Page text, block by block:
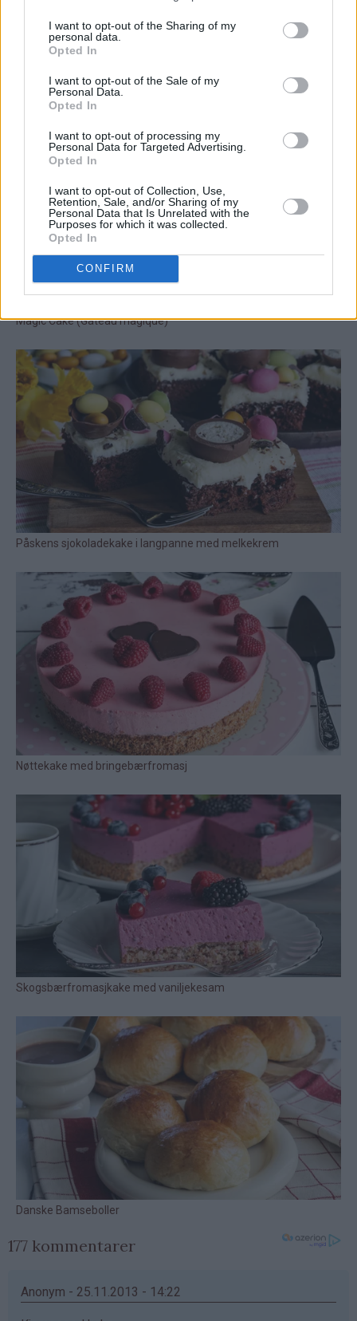
I want to opt-out of the Sharing of my
personal data.
Opted In
I want to opt-out of the Sale of my
Personal Data.
Opted In
I want to opt-out of processing my
Personal Data for Targeted Advertising.
Opted In
I want to opt-out of Collection, Use,
Retention, Sale, and/or Sharing of my
Personal Data that Is Unrelated with the
Purposes for which it was collected.
Opted In
CONFIRM
177 kommentarer
Anonym - 25.11.2013 - 14:22